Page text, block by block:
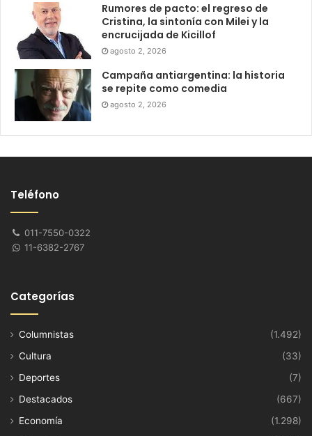
Rumores de pacto: el regreso de
Cristina, la sintonía con Milei y la
encrucijada de Kicillof
agosto 2, 2026
Campaña antiargentina: la historia
se repite como comedia
agosto 2, 2026
Teléfono
011-7550-0322
11-6382-2767
Categorías
Columnistas
(1.492)
Cultura
(33)
Deportes
(7)
Destacados
(667)
Economía
(1.298)